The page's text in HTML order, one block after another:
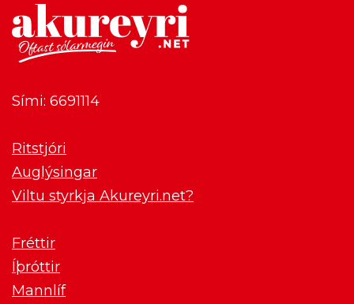
Sími: 6691114
Ritstjóri
Auglýsingar
Viltu styrkja Akureyri.net?
Fréttir
Íþróttir
Mannlíf